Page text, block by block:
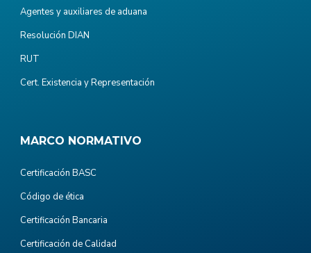
Agentes y auxiliares de aduana
Resolución DIAN
RUT
Cert. Existencia y Representación
MARCO NORMATIVO
Certificación BASC
Código de ética
Certificación Bancaria
Certificación de Calidad